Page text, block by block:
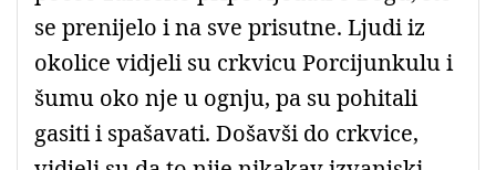
se prenijelo i na sve prisutne. Ljudi iz
okolice vidjeli su crkvicu Porcijunkulu i
šumu oko nje u ognju, pa su pohitali
gasiti i spašavati. Došavši do crkvice,